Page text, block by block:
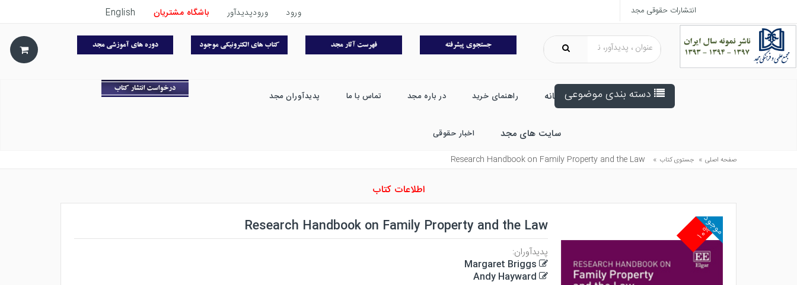
انتشارات حقوقی مجد ورود ورودپدیدآور باشگاه مشتریان English
دسته بندی موضوعی خانه راهنمای خرید در باره مجد تماس با ما پدیدآوران مجد
سایت های مجد اخبار حقوقی
صفحه اصلی » جستوی کتاب »
Research Handbook on Family Property and the Law
اطلاعات کتاب
۱۰%
موجود Research Handbook on Family Property and the Law
پدیدآوران:
Margaret Briggs
Andy Hayward